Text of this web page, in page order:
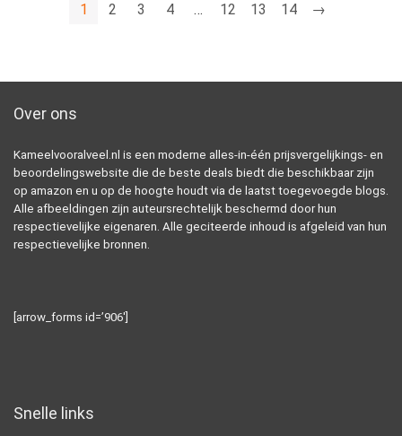
1 2 3 4 … 12 13 14 →
Over ons
Kameelvooralveel.nl is een moderne alles-in-één prijsvergelijkings- en
beoordelingswebsite die de beste deals biedt die beschikbaar zijn
op amazon en u op de hoogte houdt via de laatst toegevoegde blogs.
Alle afbeeldingen zijn auteursrechtelijk beschermd door hun
respectievelijke eigenaren. Alle geciteerde inhoud is afgeleid van hun
respectievelijke bronnen.
[arrow_forms id=’906′]
Snelle links